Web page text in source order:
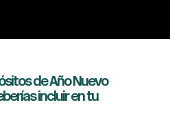
de Año Nuevo
incluir en tu